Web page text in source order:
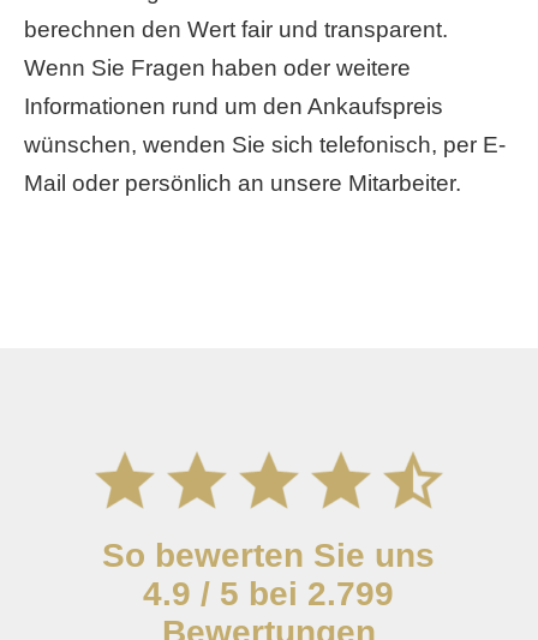
berechnen den Wert fair und transparent.
Wenn Sie Fragen haben oder weitere
Informationen rund um den Ankaufspreis
wünschen, wenden Sie sich telefonisch, per E-
Mail oder persönlich an unsere Mitarbeiter.
So bewerten Sie uns
4.9 / 5 bei 2.799
Bewertungen